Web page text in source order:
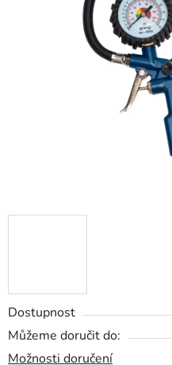
Dostupnost
Můžeme doručit do:
Možnosti doručení